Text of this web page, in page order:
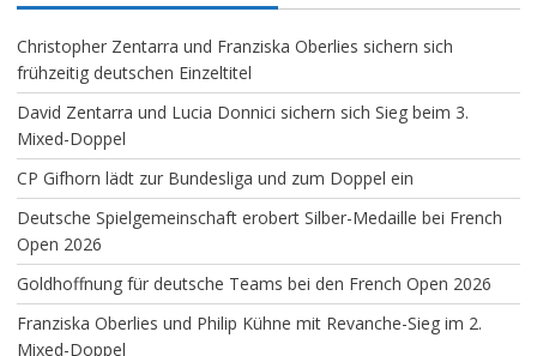
Christopher Zentarra und Franziska Oberlies sichern sich
frühzeitig deutschen Einzeltitel
David Zentarra und Lucia Donnici sichern sich Sieg beim 3.
Mixed-Doppel
CP Gifhorn lädt zur Bundesliga und zum Doppel ein
Deutsche Spielgemeinschaft erobert Silber-Medaille bei French
Open 2026
Goldhoffnung für deutsche Teams bei den French Open 2026
Franziska Oberlies und Philip Kühne mit Revanche-Sieg im 2.
Mixed-Doppel